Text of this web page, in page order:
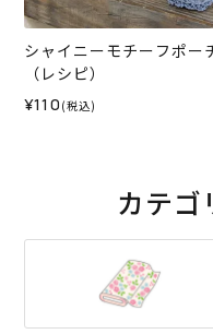
シャイニーモチーフポー
（レシピ）
¥110 (税込)
カテゴ